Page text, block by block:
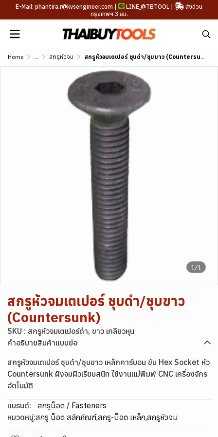
E-Mail: phantira.r@kvsengineer.com | LINE @TBTOOL |
ส่งด่วน
กรุงเทพฯ 3 ชม.
Home ... สกรูหัวจม สกรูหัวจมเตเปอร์ ชุบดำ/ชุบขาว (Countersunk)
1/1
สกรูหัวจมเตเปอร์ ชุบดำ/ชุบขาว
(Countersunk)
SKU : สกรูหัวจมเตเปอร์ดำ, ขาว เกลียวหุน
คำอธิบายสินค้าแบบย่อ
สกรูหัวจมเตเปอร์ ชุบดำ/ชุบขาว เหล็กคาร์บอน ขับ Hex Socket หัว
Countersunk ฝังจมผิวเรียบสนิท ใช้งานแม่พิมพ์ CNC เครื่องจักร
อัตโนมัติ
แบรนด์:
สกรูน็อต / Fasteners
หมวดหมู่:สกรู น็อต สลักภัณฑ์,สกรู-น็อต เหล็ก,สกรูหัวจม